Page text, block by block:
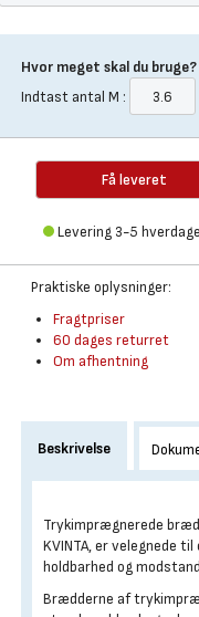
Hvor meget skal du bruge?
Indtast antal M :
Få leveret
Levering 3-5 hverdage
Praktiske oplysninger:
Fragtpriser
60 dages returret
Om afhentning
Beskrivelse
Trykimprægnerede
KVINTA, er velegnede
holdbarhed og
Brædderne af